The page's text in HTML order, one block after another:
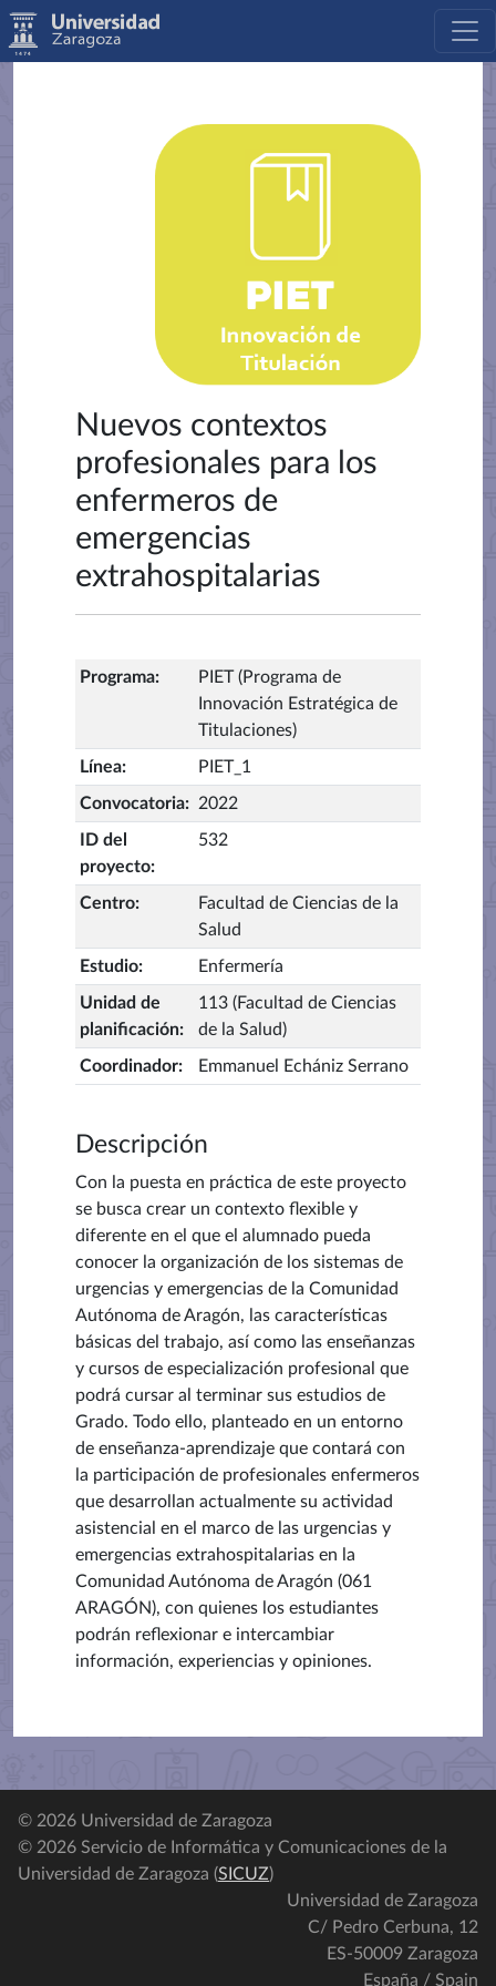
Nuevos contextos
profesionales para los
enfermeros de
emergencias
extrahospitalarias
Programa:
PIET (Programa de
Innovación Estratégica de
Titulaciones)
Línea: PIET_1
Convocatoria: 2022
ID del
proyecto:
532
Centro:
Facultad de Ciencias de la
Salud
Estudio: Enfermería
Unidad de
planificación:
113 (Facultad de Ciencias
de la Salud)
Coordinador: Emmanuel Echániz Serrano
Descripción
Con la puesta en práctica de este proyecto
se busca crear un contexto flexible y
diferente en el que el alumnado pueda
conocer la organización de los sistemas de
urgencias y emergencias de la Comunidad
Autónoma de Aragón, las características
básicas del trabajo, así como las enseñanzas
y cursos de especialización profesional que
podrá cursar al terminar sus estudios de
Grado. Todo ello, planteado en un entorno
de enseñanza-aprendizaje que contará con
la participación de profesionales enfermeros
que desarrollan actualmente su actividad
asistencial en el marco de las urgencias y
emergencias extrahospitalarias en la
Comunidad Autónoma de Aragón (061
ARAGÓN), con quienes los estudiantes
podrán reflexionar e intercambiar
información, experiencias y opiniones.
© 2026 Universidad de Zaragoza
© 2026 Servicio de Informática y Comunicaciones de la
Universidad de Zaragoza (SICUZ)
Universidad de Zaragoza
C/ Pedro Cerbuna, 12
ES-50009 Zaragoza
España / Spain